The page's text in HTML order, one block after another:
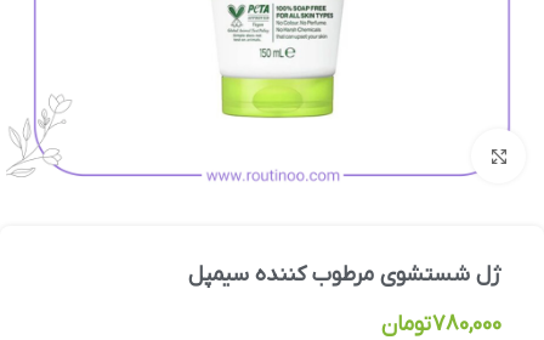
ژل شستشوی مرطوب کننده سیمپل
780,000تومان